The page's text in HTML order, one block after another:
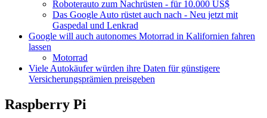
Roboterauto zum Nachrüsten - für 10.000 US$
Das Google Auto rüstet auch nach - Neu jetzt mit
Gaspedal und Lenkrad
Google will auch autonomes Motorrad in Kalifornien fahren
lassen
Motorrad
Viele Autokäufer würden ihre Daten für günstigere
Versicherungsprämien preisgeben
Raspberry Pi